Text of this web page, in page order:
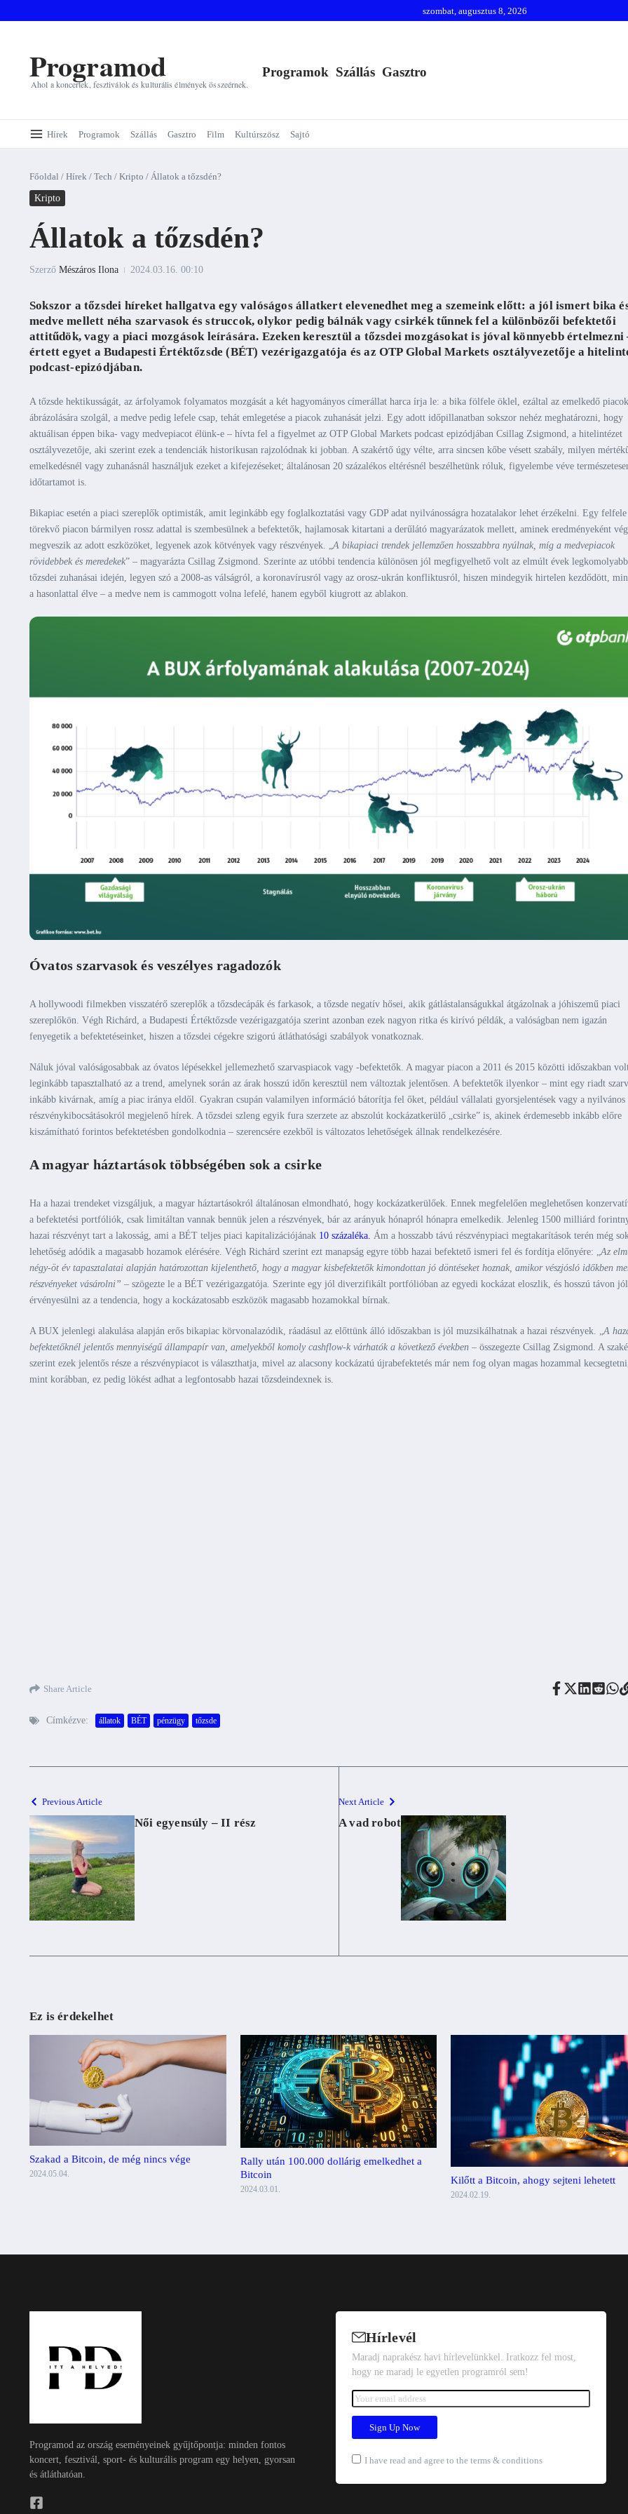
szombat, augusztus 8, 2026
Programod
Ahol a koncertek, fesztiválok és kulturális élmények összeérnek.
Programok Szállás Gasztro
Hírek Programok Szállás Gasztro Film Kultúrszösz Sajtó
Főoldal / Hírek / Tech / Kripto / Állatok a tőzsdén?
Kripto
Állatok a tőzsdén?
Szerző Mészáros Ilona 2024.03.16. 00:10
Sokszor a tőzsdei híreket hallgatva egy valóságos állatkert elevenedhet meg a szemeink előtt: a jól ismert bika
medve mellett néha szarvasok és struccok, olykor pedig bálnák vagy csirkék tűnnek fel a különbözői befektetői
attitűdök, vagy a piaci mozgások leírására. Ezeken keresztül a tőzsdei mozgásokat is jóval könnyebb értelmezni
értett egyet a Budapesti Értéktőzsde (BÉT) vezérigazgatója és az OTP Global Markets osztályvezetője a
podcast-epizódjában.
A tőzsde hektikusságát, az árfolyamok folyamatos mozgását a két hagyományos címerállat harca írja le: a bika fölfele öklel, ezáltal az emelkedő piacok
ábrázolására szolgál, a medve pedig lefele csap, tehát emlegetése a piacok zuhanását jelzi. Egy adott időpillanatban sokszor nehéz meghatározni, hogy
aktuálisan éppen bika- vagy medvepiacot élünk-e – hívta fel a figyelmet az OTP Global Markets podcast epizódjában Csillag Zsigmond, a hitelintézet
osztályvezetője, aki szerint ezek a tendenciák historikusan rajzolódnak ki jobban. A szakértő úgy vélte, arra sincsen kőbe vésett szabály, milyen
emelkedésnél vagy zuhanásnál használjuk ezeket a kifejezéseket; általánosan 20 százalékos eltérésnél beszélhetünk róluk, figyelembe véve
időtartamot is.
Bikapiac esetén a piaci szereplők optimisták, amit leginkább egy foglalkoztatási vagy GDP adat nyilvánosságra hozatalakor lehet érzékelni. Egy felfele
törekvő piacon bármilyen rossz adattal is szembesülnek a befektetők, hajlamosak kitartani a derűlátó magyarázatok mellett, aminek eredményeként
megveszik az adott eszközöket, legyenek azok kötvények vagy részvények. „ A bikapiaci trendek jellemzően hosszabbra nyúlnak, míg a medvepiacok
rövidebbek és meredekek” – magyarázta Csillag Zsigmond. Szerinte az utóbbi tendencia különösen jól megfigyelhető volt az elmúlt évek legkomolyabb
tőzsdei zuhanásai idején, legyen szó a 2008-as válságról, a koronavírusról vagy az orosz-ukrán konfliktusról, hiszen mindegyik hirtelen kezdődött,
a hasonlattal élve – a medve nem is cammogott volna lefelé, hanem egyből kiugrott az ablakon.
Óvatos szarvasok és veszélyes ragadozók
A hollywoodi filmekben visszatérő szereplők a tőzsdecápák és farkasok, a tőzsde negatív hősei, akik gátlástalanságukkal átgázolnak a jóhiszemű piaci
szereplőkön. Végh Richárd, a Budapesti Értéktőzsde vezérigazgatója szerint azonban ezek nagyon ritka és kirívó példák, a valóságban nem igazán
fenyegetik a befektetéseinket, hiszen a tőzsdei cégekre szigorú átláthatósági szabályok vonatkoznak.
Náluk jóval valóságosabbak az óvatos lépésekkel jellemezhető szarvaspiacok vagy -befektetők. A magyar piacon a 2011 és 2015 közötti időszakban
leginkább tapasztalható az a trend, amelynek során az árak hosszú időn keresztül nem változtak jelentősen. A befektetők ilyenkor – mint egy riadt
inkább kivárnak, amíg a piac iránya eldől. Gyakran csupán valamilyen információ bátorítja fel őket, például vállalati gyorsjelentések vagy a nyilvános
részvénykibocsátásokról megjelenő hírek. A tőzsdei szleng egyik fura szerzete az abszolút kockázatkerülő „csirke” is, akinek érdemesebb inkább előre
kiszámítható forintos befektetésben gondolkodnia – szerencsére ezekből is változatos lehetőségek állnak rendelkezésére.
A magyar háztartások többségében sok a csirke
Ha a hazai trendeket vizsgáljuk, a magyar háztartásokról általánosan elmondható, hogy kockázatkerülőek. Ennek megfelelően meglehetősen
a befektetési portfóliók, csak limitáltan vannak bennük jelen a részvények, bár az arányuk hónapról hónapra emelkedik. Jelenleg 1500 milliárd
hazai részvényt tart a lakosság, ami a BÉT teljes piaci kapitalizációjának 10 százaléka Ám a hosszabb távú részvénypiaci megtakarítások terén még
lehetőség adódik a magasabb hozamok elérésére. Végh Richárd szerint ezt manapság egyre több hazai befektető ismeri fel és fordítja előnyére: „ Az
négy-öt év tapasztalatai alapján határozottan kijelenthető, hogy a magyar kisbefektetők kimondottan jó döntéseket hoznak, amikor vészjósló időkben
részvényeket vásárolni” – szögezte le a BÉT vezérigazgatója Szerinte egy jól diverzifikált portfólióban az egyedi kockázat eloszlik, és hosszú távon
érvényesülni az a tendencia, hogy a kockázatosabb eszközök magasabb hozamokkal bírnak.
A BUX jelenlegi alakulása alapján erős bikapiac körvonalazódik, ráadásul az előttünk álló időszakban is jól muzsikálhatnak a hazai részvények. „ A
befektetőknél jelentős mennyiségű állampapír van, amelyekből komoly cashflow-k várhatók a következő években – összegezte Csillag Zsigmond. A
szerint ezek jelentős része a részvénypiacot is választhatja, mivel az alacsony kockázatú újrabefektetés már nem fog olyan magas hozammal kecsegtetni,
mint korábban, ez pedig lökést adhat a legfontosabb hazai tőzsdeindexnek is.
Share Article
Címkézve: állatok BÉT pénzügy tőzsde
Previous Article
Női egyensúly – II rész
Next Article
A vad robot
Ez is érdekelhet
Szakad a Bitcoin, de még nincs vége
2024.05.04.
Rally után 100.000 dollárig emelkedhet a
Bitcoin
2024.03.01.
Kilőtt a Bitcoin, ahogy sejteni lehetett
2024.02.19.
Programod az ország eseményeinek gyűjtőpontja: minden fontos
koncert, fesztivál, sport- és kulturális program egy helyen, gyorsan
és átláthatóan.
Hírlevél
Maradj naprakész havi hírlevelünkkel. Iratkozz fel most,
hogy ne maradj le egyetlen programról sem!
I have read and agree to the terms & conditions